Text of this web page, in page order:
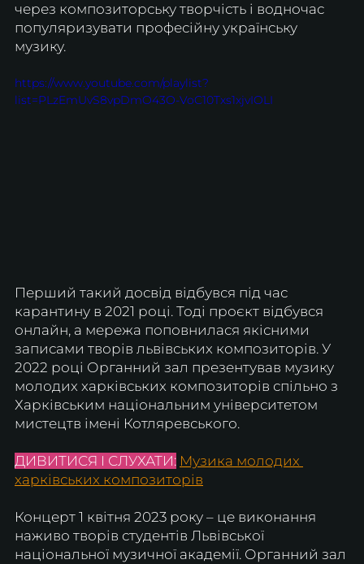
через композиторську творчість і водночас
популяризувати професійну українську
музику.
https://www.youtube.com/playlist?
list=PLzEmUvS8vpDmO43O-VoC10Txs1xjvIOLI
Перший такий досвід відбувся під час
карантину в 2021 році. Тоді проєкт відбувся
онлайн, а мережа поповнилася якісними
записами творів львівських композиторів. У
2022 році Органний зал презентував музику
молодих харківських композиторів спільно з
Харківським національним університетом
мистецтв імені Котляревського.
ДИВИТИСЯ І СЛУХАТИ: Музика молодих
харківських композиторів
Концерт 1 квітня 2023 року – це виконання
наживо творів студентів Львівської
національної музичної академії. Органний зал